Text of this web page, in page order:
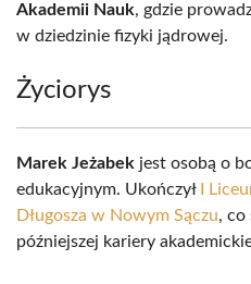
Akademii Nauk, gdzie
w dziedzinie fizyki jądrowej.
Życiorys
Marek Jeżabek jest osobą o
edukacyjnym. Ukończył
I
Długosza w Nowym Sączu, co
późniejszej kariery